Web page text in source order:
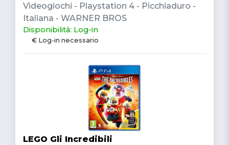
Videogiochi - Playstation 4 - Picchiaduro -
Italiana - WARNER BROS
Disponibilità: Log-in
€ Log-in necessario
LEGO Gli Incredibili